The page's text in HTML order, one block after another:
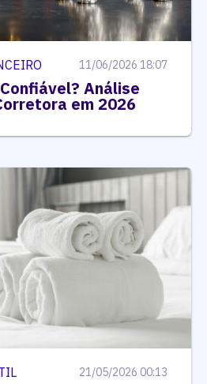
11/06/2026 18:07
Análise
em 2026
21/05/2026 00:13